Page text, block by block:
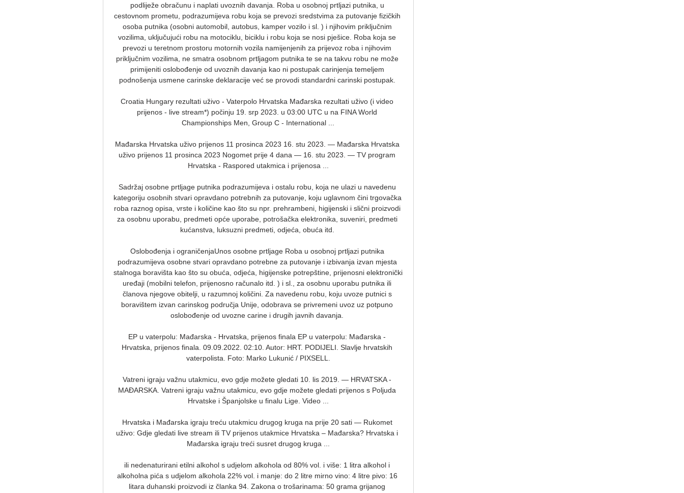
podliježe obračunu i naplati uvoznih davanja. Roba u osobnoj prtljazi putnika, u
cestovnom prometu, podrazumijeva robu koja se prevozi sredstvima za putovanje fizičkih
osoba putnika (osobni automobil, autobus, kamper vozilo i sl. ) i njihovim priključnim
vozilima, uključujući robu na motociklu, biciklu i robu koja se nosi pješice. Roba koja se
prevozi u teretnom prostoru motornih vozila namijenjenih za prijevoz roba i njihovim
priključnim vozilima, ne smatra osobnom prtljagom putnika te se na takvu robu ne može
primijeniti oslobođenje od uvoznih davanja kao ni postupak carinjenja temeljem
podnošenja usmene carinske deklaracije već se provodi standardni carinski postupak.
Croatia Hungary rezultati uživo - Vaterpolo Hrvatska Mađarska rezultati uživo (i video
prijenos - live stream*) počinju 19. srp 2023. u 03:00 UTC u na FINA World
Championships Men, Group C - International ...
Mađarska Hrvatska uživo prijenos 11 prosinca 2023 16. stu 2023. — Mađarska Hrvatska
uživo prijenos 11 prosinca 2023 Nogomet prije 4 dana — 16. stu 2023. — TV program
Hrvatska - Raspored utakmica i prijenosa ...
Sadržaj osobne prtljage putnika podrazumijeva i ostalu robu, koja ne ulazi u navedenu
kategoriju osobnih stvari opravdano potrebnih za putovanje, koju uglavnom čini trgovačka
roba raznog opisa, vrste i količine kao što su npr. prehrambeni, higijenski i slični proizvodi
za osobnu uporabu, predmeti opće uporabe, potrošačka elektronika, suveniri, predmeti
kućanstva, luksuzni predmeti, odjeća, obuća itd.
Oslobođenja i ograničenjaUnos osobne prtljage Roba u osobnoj prtljazi putnika
podrazumijeva osobne stvari opravdano potrebne za putovanje i izbivanja izvan mjesta
stalnoga boravišta kao što su obuća, odjeća, higijenske potrepštine, prijenosni elektronički
uređaji (mobilni telefon, prijenosno računalo itd. ) i sl., za osobnu uporabu putnika ili
članova njegove obitelji, u razumnoj količini. Za navedenu robu, koju uvoze putnici s
boravištem izvan carinskog područja Unije, odobrava se privremeni uvoz uz potpuno
oslobođenje od uvozne carine i drugih javnih davanja.
EP u vaterpolu: Mađarska - Hrvatska, prijenos finala EP u vaterpolu: Mađarska -
Hrvatska, prijenos finala. 09.09.2022. 02:10. Autor: HRT. PODIJELI. Slavlje hrvatskih
vaterpolista. Foto: Marko Lukunić / PIXSELL.
Vatreni igraju važnu utakmicu, evo gdje možete gledati 10. lis 2019. — HRVATSKA -
MAĐARSKA. Vatreni igraju važnu utakmicu, evo gdje možete gledati prijenos s Poljuda
Hrvatske i Španjolske u finalu Lige. Video ...
Hrvatska i Mađarska igraju treću utakmicu drugog kruga na prije 20 sati — Rukomet
uživo: Gdje gledati live stream ili TV prijenos utakmice Hrvatska – Mađarska? Hrvatska i
Mađarska igraju treći susret drugog kruga ...
ili nedenaturirani etilni alkohol s udjelom alkohola od 80% vol. i više: 1 litra alkohol i
alkoholna pića s udjelom alkohola 22% vol. i manje: do 2 litre mirno vino: 4 litre pivo: 16
litara duhanski proizvodi iz članka 94. Zakona o trošarinama: 50 grama grijanog